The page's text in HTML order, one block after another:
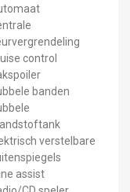
control
banden
verstelbare
assist